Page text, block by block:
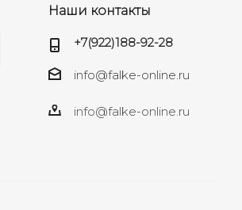
Наши контакты
+7(922)188-92-28
info@falke-online.ru
info@falke-online.ru